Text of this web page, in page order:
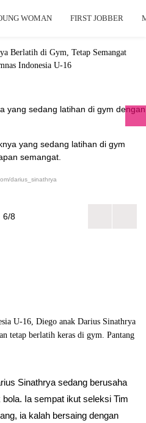
WOMAN FIRST JOBBER
Berlatih di Gym, Tetap Semangat
Indonesia U-16
yang sedang latihan di gym
semangat.
darius_sinathrya
6/8
U-16, Diego anak Darius Sinathrya
tetap berlatih keras di gym. Pantang
Sinathrya sedang berusaha
Ia sempat ikut seleksi Tim
ia kalah bersaing dengan